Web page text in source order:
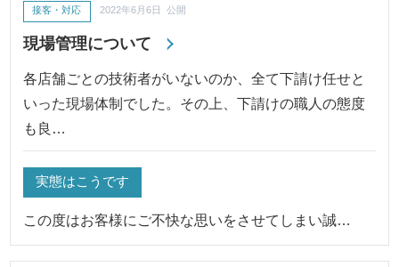
現場管理について
接客・対応 2022年6月6日 公開
各店舗ごとの技術者がいないのか、全て下請け任せと
いった現場体制でした。その上、下請けの職人の態度
も良…
実態はこうです
この度はお客様にご不快な思いをさせてしまい誠…